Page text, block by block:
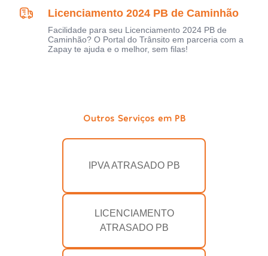
Licenciamento 2024 PB de Caminhão
Facilidade para seu Licenciamento 2024 PB de
Caminhão? O Portal do Trânsito em parceria com a
Zapay te ajuda e o melhor, sem filas!
Outros Serviços em PB
IPVA ATRASADO PB
LICENCIAMENTO
ATRASADO PB